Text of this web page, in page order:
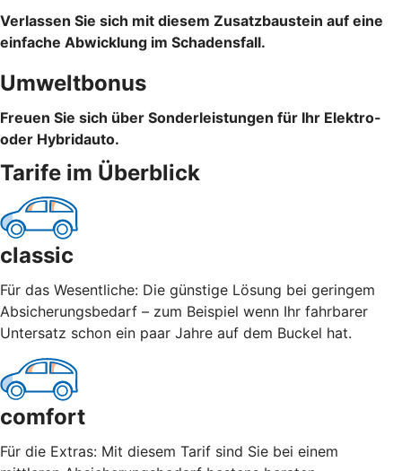
Verlassen Sie sich mit diesem Zusatzbaustein auf eine
einfache Abwicklung im Schadensfall.
Umweltbonus
Freuen Sie sich über Sonderleistungen für Ihr Elektro-
oder Hybridauto.
Tarife im Überblick
classic
Für das Wesentliche: Die günstige Lösung bei geringem
Absicherungsbedarf – zum Beispiel wenn Ihr fahrbarer
Untersatz schon ein paar Jahre auf dem Buckel hat.
comfort
Für die Extras: Mit diesem Tarif sind Sie bei einem